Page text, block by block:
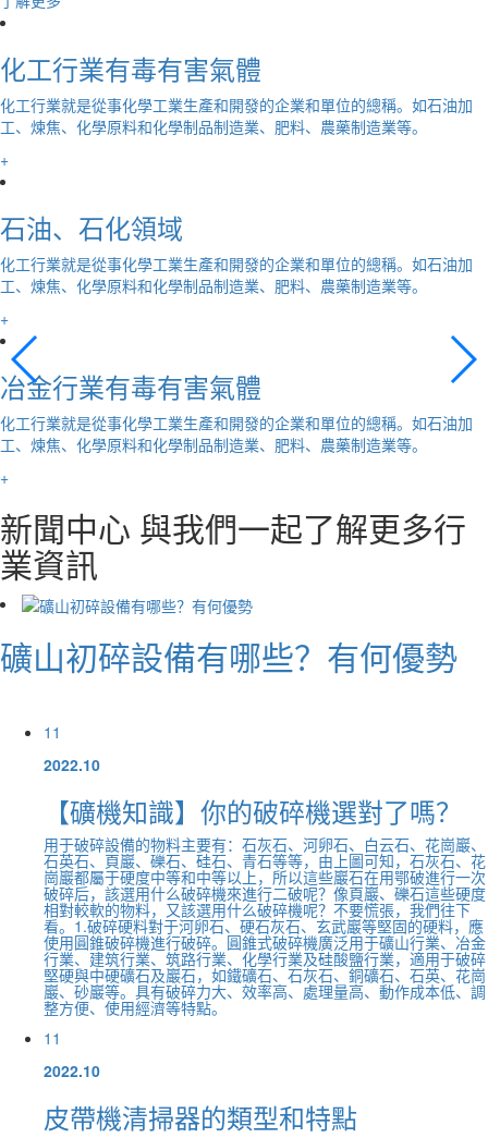
化工行業有毒有害氣體
化工行業就是從事化學工業生產和開發的企業和單位的總稱。如石油加
工、煉焦、化學原料和化學制品制造業、肥料、農藥制造業等。
+
石油、石化領域
化工行業就是從事化學工業生產和開發的企業和單位的總稱。如石油加
工、煉焦、化學原料和化學制品制造業、肥料、農藥制造業等。
+
冶金行業有毒有害氣體
化工行業就是從事化學工業生產和開發的企業和單位的總稱。如石油加
工、煉焦、化學原料和化學制品制造業、肥料、農藥制造業等。
+
新聞中心 與我們一起了解更多行
業資訊
礦山初碎設備有哪些？有何優勢
11
2022.10
【礦機知識】你的破碎機選對了嗎？
用于破碎設備的物料主要有：石灰石、河卵石、白云石、花崗巖、
石英石、頁巖、礫石、硅石、青石等等，由上圖可知，石灰石、花
崗巖都屬于硬度中等和中等以上，所以這些巖石在用鄂破進行一次
破碎后，該選用什么破碎機來進行二破呢？像頁巖、礫石這些硬度
相對較軟的物料，又該選用什么破碎機呢？不要慌張，我們往下
看。1.破碎硬料對于河卵石、硬石灰石、玄武巖等堅固的硬料，應
使用圓錐破碎機進行破碎。圓錐式破碎機廣泛用于礦山行業、冶金
行業、建筑行業、筑路行業、化學行業及硅酸鹽行業，適用于破碎
堅硬與中硬礦石及巖石，如鐵礦石、石灰石、銅礦石、石英、花崗
巖、砂巖等。具有破碎力大、效率高、處理量高、動作成本低、調
整方便、使用經濟等特點。
11
2022.10
皮帶機清掃器的類型和特點